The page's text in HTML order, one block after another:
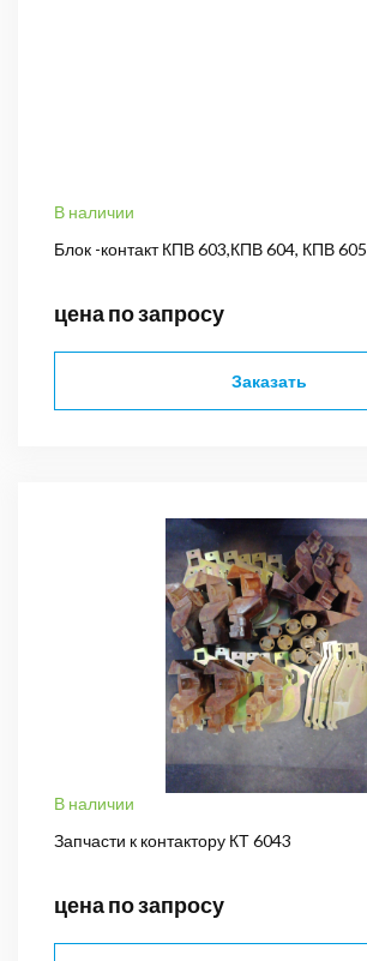
В наличии
Блок -контакт КПВ 603,КПВ 604, КПВ 605
цена по запросу
Заказать
В наличии
Запчасти к контактору КТ 6043
цена по запросу